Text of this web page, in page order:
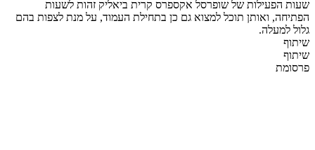
שעות הפעילות של שופרסל אקספרס קרית ביאליק זהות לשעות
הפתיחה, ואותן תוכל למצוא גם כן בתחילת העמוד, על מנת לצפות בהם
גלול למעלה.
שיתוף
שיתוף
פרסומת